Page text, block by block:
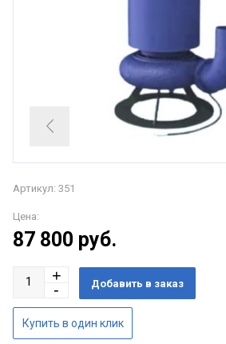
Артикул: 351
Цена:
87 800 руб.